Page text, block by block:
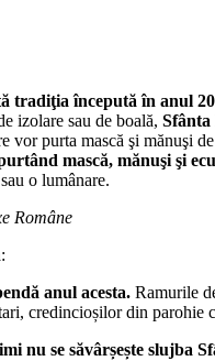
tradiţia începută în anul
izolare sau de boală, Sfânta
vor purta mască şi mănuşi
mască, mănuşi şi
o lumânare.
Române
anul acesta. Ramurile
credincioșilor din parohie
nu se săvârșește slujba